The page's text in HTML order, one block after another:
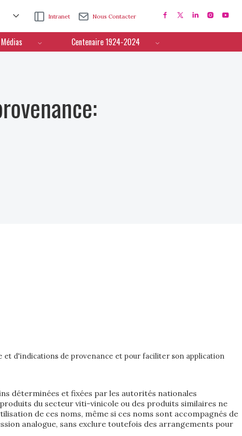
Intranet Nous Contacter
Médias Centenaire 1924-2024
et d'indications de provenance et pour faciliter son application
déterminées et fixées par les autorités nationales
du secteur viti-vinicole ou des produits similaires ne
de ces noms, même si ces noms sont accompagnés de
analogue, sans exclure toutefois des arrangements pour